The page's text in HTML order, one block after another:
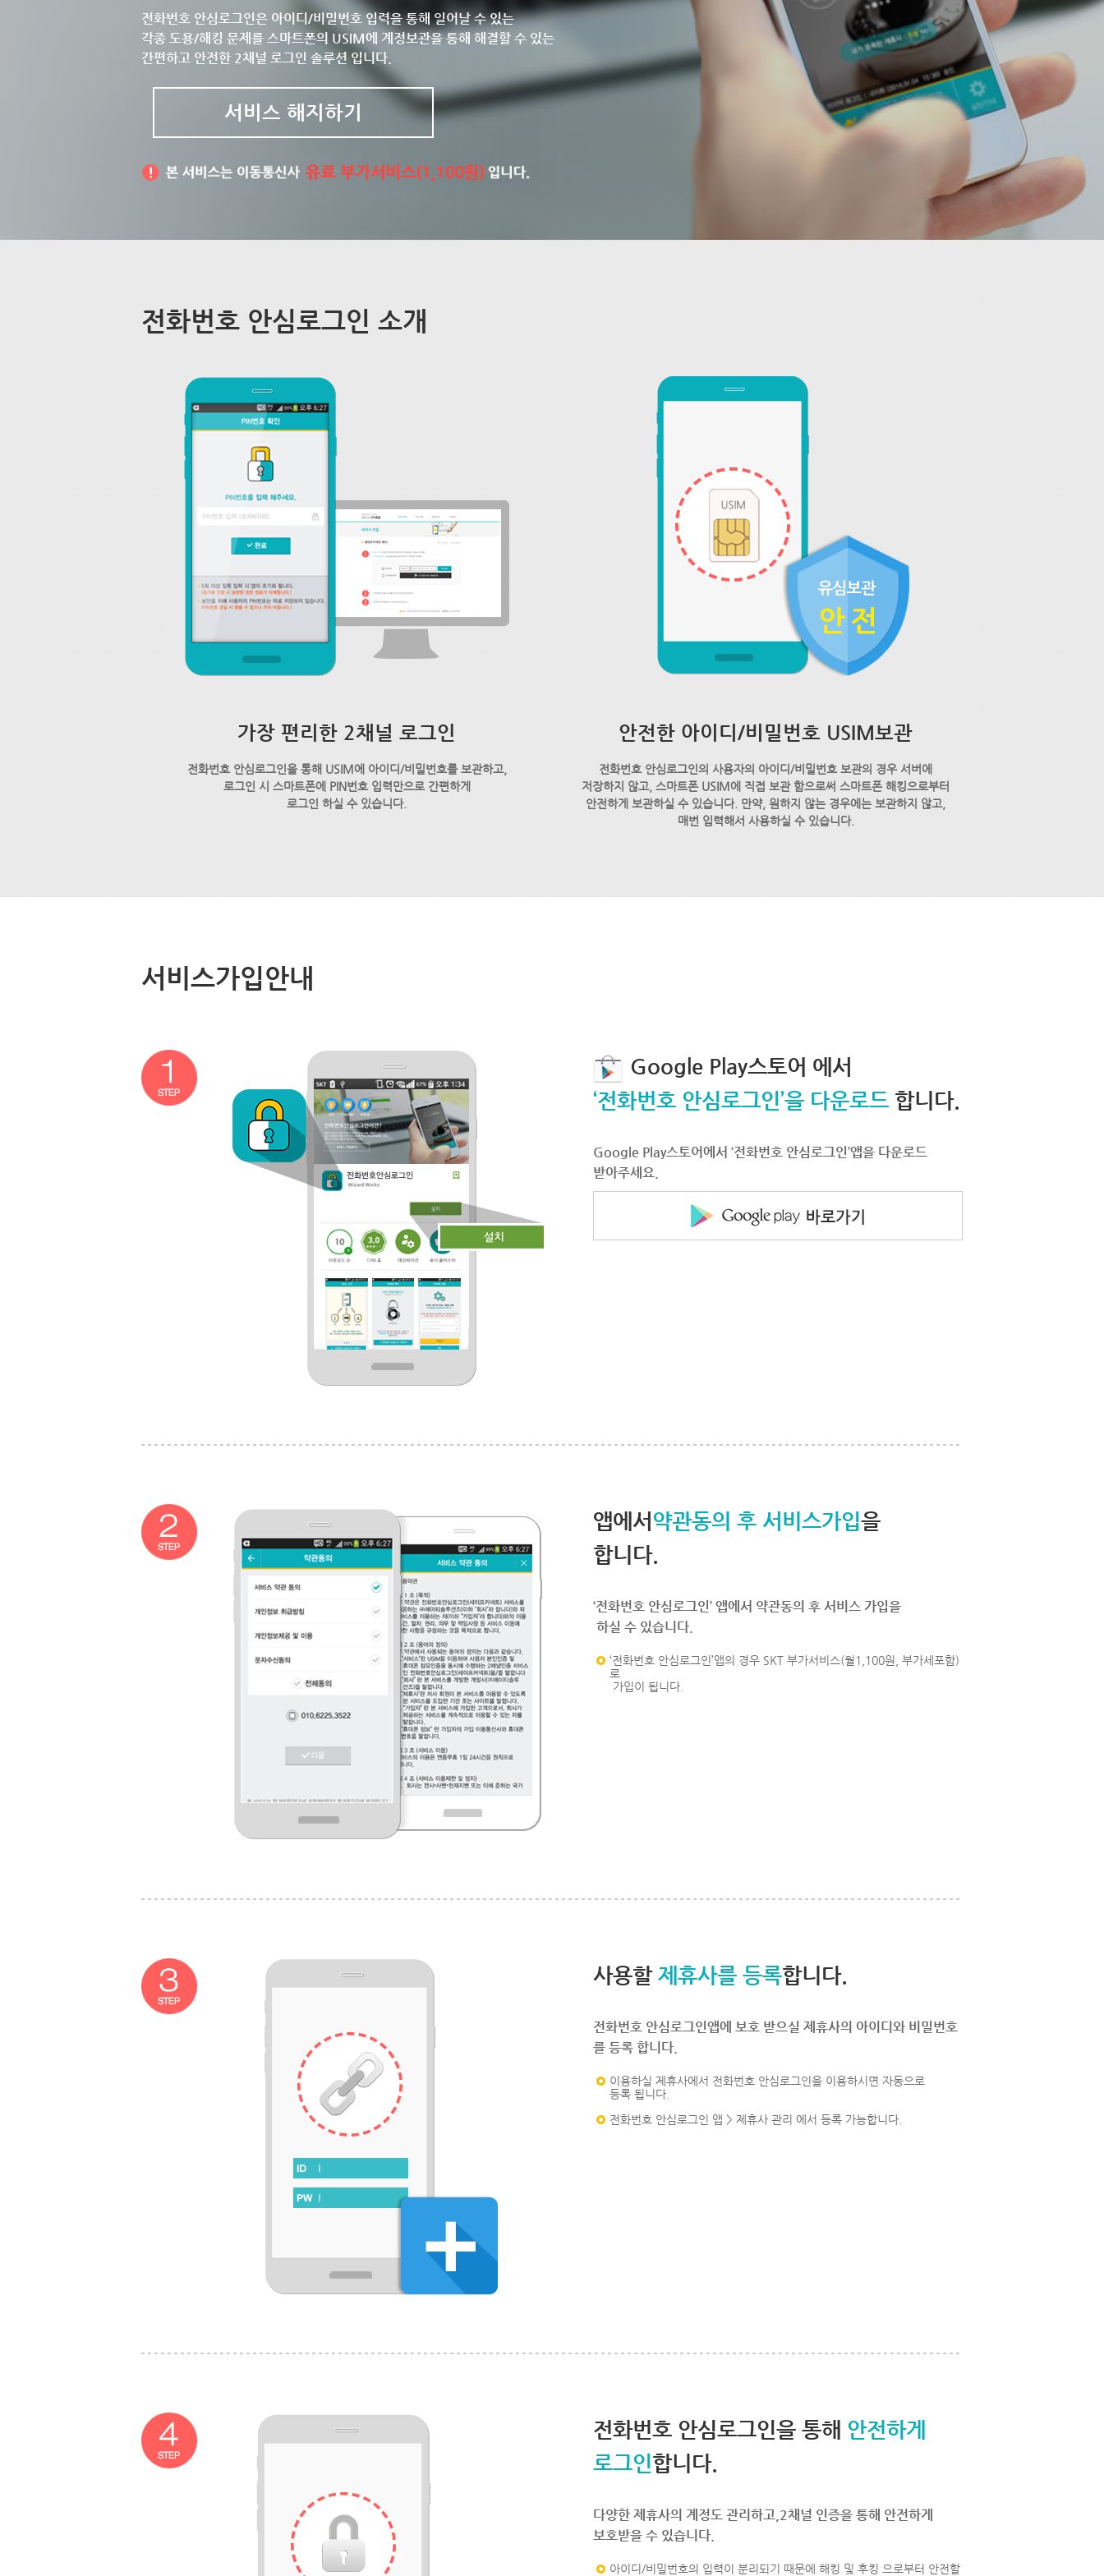
전화번호 안심로그인은 아이디/비밀번호 입력을 통해 일어날 수 있는
각종 도용/해킹 문제를 스마트폰의 USIM에 계정보관을 통해 해결할 수 있는
간편하고 안전한 2채널 로그인 솔루션 입니다.
서비스 해지하기
전화번호 안심로그인 소개
가장 편리한 2채널 로그인
전화번호 안심로그인을 통해 USIM에 아이디/비밀번호를 보관하고,
로그인 시 스마트폰에 PIN번호 입력만으로 간편하게
로그인 하실 수 있습니다.
안전한 아이디/비밀번호 USIM보관
전화번호 안심로그인의 사용자의 아이디/비밀번호 보관의 경우 서버에
저장하지 않고, 스마트폰 USIM에 직접 보관 함으로써 스마트폰 해킹으로부터
안전하게 보관하실 수 있습니다. 만약, 원하지 않는 경우에는 보관하지 않고,
매번 입력해서 사용하실 수 있습니다.
서비스가입안내
Google Play스토어 에서
‘전화번호 안심로그인’을 다운로드 합니다.
Google Play스토어에서 ‘전화번호 안심로그인’앱을 다운로드
받아주세요.
앱에서 약관동의 후 서비스가입을
합니다.
‘전화번호 안심로그인’ 앱에서 약관동의 후 서비스 가입을
하실 수 있습니다.
‘전화번호 안심로그인’앱의 경우 SKT 부가서비스(월1,100원, 부가세포함)
로
가입이 됩니다.
사용할 제휴사를 등록합니다.
전화번호 안심로그인앱에 보호 받으실 제휴사의 아이디와 비밀번호
를 등록 합니다.
이용하실 제휴사에서 전화번호 안심로그인을 이용하시면 자동으로
등록 됩니다.
전화번호 안심로그인 앱 > 제휴사 관리 에서 등록 가능합니다.
전화번호 안심로그인을 통해 안전하게
로그인합니다.
다양한 제휴사의 계정도 관리하고,2채널 인증을 통해 안전하게
보호받을 수 있습니다.
아이디/비밀번호의 입력이 분리되기 때문에 해킹 및 후킹 으로부터 안전할